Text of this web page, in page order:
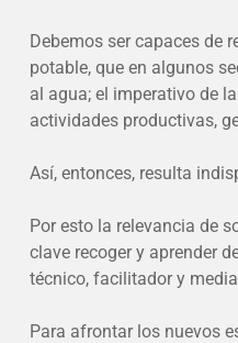
Debemos ser capaces de
potable, que en algunos
al agua; el imperativo de
actividades productivas,
Así, entonces, resulta
Por esto la relevancia de
clave recoger y aprender
técnico, facilitador y
Para afrontar los nuevos